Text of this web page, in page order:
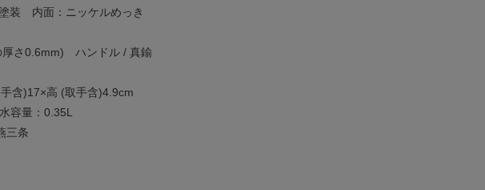
装 内面：ニッケルめっき
厚さ0.6mm) ハンドル / 真鍮
含)17×高 (取手含)4.9cm
容量：0.35L
三条